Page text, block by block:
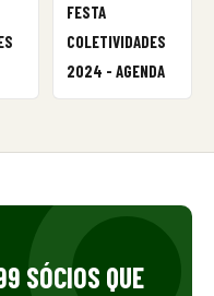
FESTA
COLETIVIDADES
2024 - AGENDA
SÓCIOS QUE